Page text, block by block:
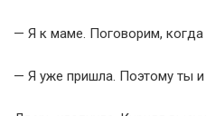
— Я к маме. Поговорим,
— Я уже пришла. Поэтому ты и